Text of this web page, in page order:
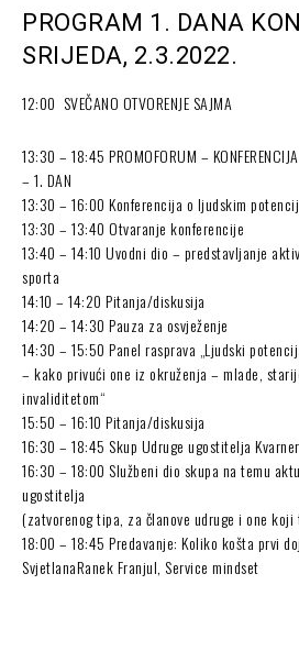
PROGRAM 1. DANA
SRIJEDA, 2.3.2022.
12:00 SVEČANO OTVORENJE SAJMA
13:30 – 18:45 PROMOFORUM –
– 1. DAN
13:30 – 16:00 Konferencija o ljudskim
13:30 – 13:40 Otvaranje konferencije
13:40 – 14:10 Uvodni dio – predstavljanje
sporta
14:10 – 14:20 Pitanja/diskusija
14:20 – 14:30 Pauza za osvježenje
14:30 – 15:50 Panel rasprava „Ljudski
– kako privući one iz okruženja – mlade,
invaliditetom“
15:50 – 16:10 Pitanja/diskusija
16:30 – 18:45 Skup Udruge ugostitelja
16:30 – 18:00 Službeni dio skupa na temu
ugostitelja
(zatvorenog tipa, za članove udruge i one
18:00 – 18:45 Predavanje: Koliko košta prvi
SvjetlanaRanek Franjul, Service mindset